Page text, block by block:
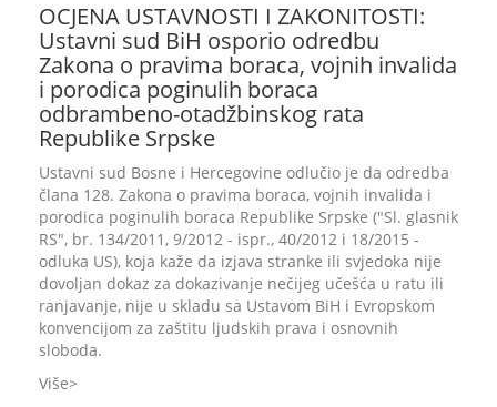
OCJENA USTAVNOSTI I ZAKONITOSTI:
Ustavni sud BiH osporio odredbu
Zakona o pravima boraca, vojnih invalida
i porodica poginulih boraca
odbrambeno-otadžbinskog rata
Republike Srpske
Ustavni sud Bosne i Hercegovine odlučio je da odredba
člana 128. Zakona o pravima boraca, vojnih invalida i
porodica poginulih boraca Republike Srpske ("Sl. glasnik
RS", br. 134/2011, 9/2012 - ispr., 40/2012 i 18/2015 -
odluka US), koja kaže da izjava stranke ili svjedoka nije
dovoljan dokaz za dokazivanje nečijeg učešća u ratu ili
ranjavanje, nije u skladu sa Ustavom BiH i Evropskom
konvencijom za zaštitu ljudskih prava i osnovnih
sloboda.
Više